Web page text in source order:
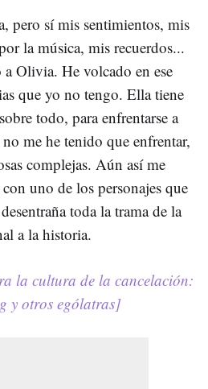
pero sí mis sentimientos, mis
la música, mis recuerdos...
Olivia. He volcado en ese
que yo no tengo. Ella tiene
todo, para enfrentarse a
me he tenido que enfrentar,
complejas. Aún así me
uno de los personajes que
toda la trama de la
a la historia.
la cultura de la cancelación:
y otros ególatras]